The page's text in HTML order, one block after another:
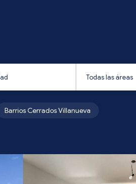
Barrios Cerrados Villanueva